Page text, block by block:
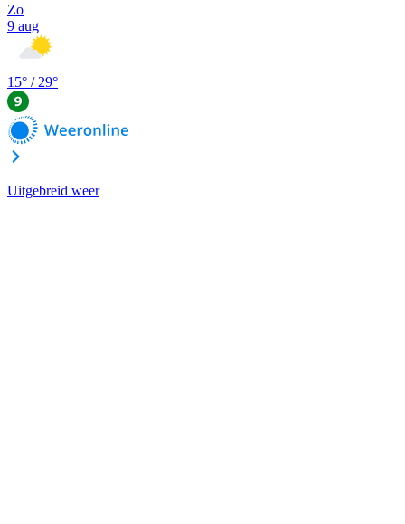
Zo
9 aug
15° / 29°
Uitgebreid weer